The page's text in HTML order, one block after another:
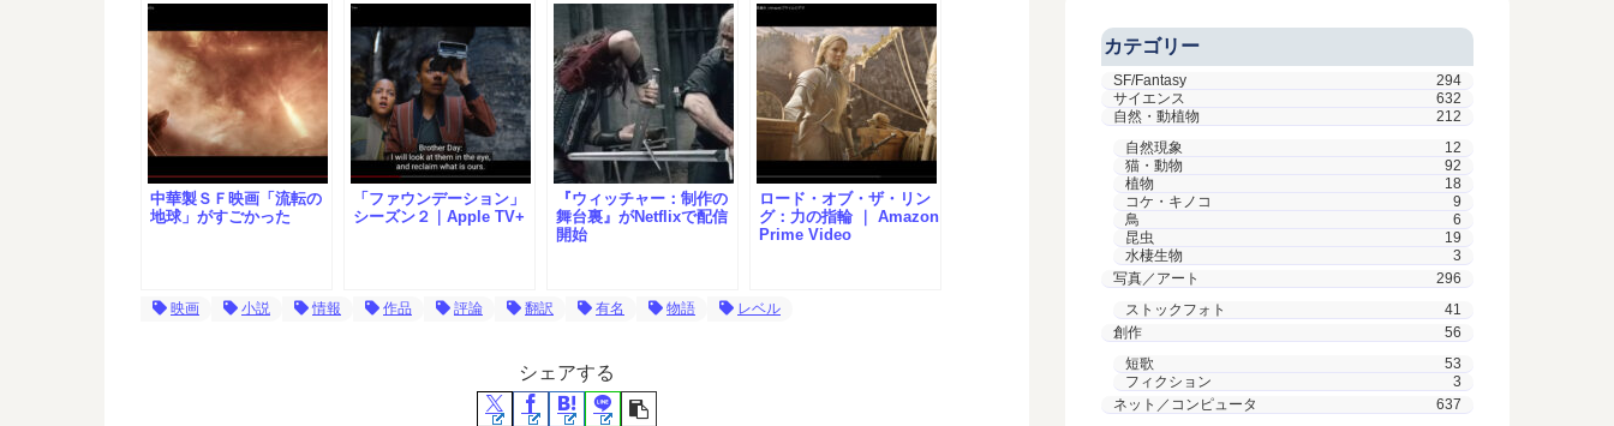
中華製ＳＦ映画「流転の
地球」がすごかった
「ファウンデーション」
シーズン２｜Apple TV+
『ウィッチャー：制作の
舞台裏』がNetflixで配信
開始
ロード・オブ・ザ・リン
グ：力の指輪 ｜ Amazon
Prime Video
映画 小説 情報 作品 評論 翻訳 有名 物語 レベル
シェアする
カテゴリー
SF/Fantasy
294
サイエンス
632
自然・動植物
212
自然現象
12
猫・動物
92
植物
18
コケ・キノコ
9
鳥
6
昆虫
19
水棲生物
3
写真／アート
296
ストックフォト
41
創作
56
短歌
53
フィクション
3
ネット／コンピュータ
637